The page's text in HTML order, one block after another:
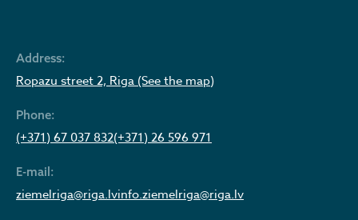
Address:
Ropazu street 2, Riga (See the map)
Phone:
(+371) 67 037 832(+371) 26 596 971
E-mail:
ziemelriga@riga.lvinfo.ziemelriga@riga.lv